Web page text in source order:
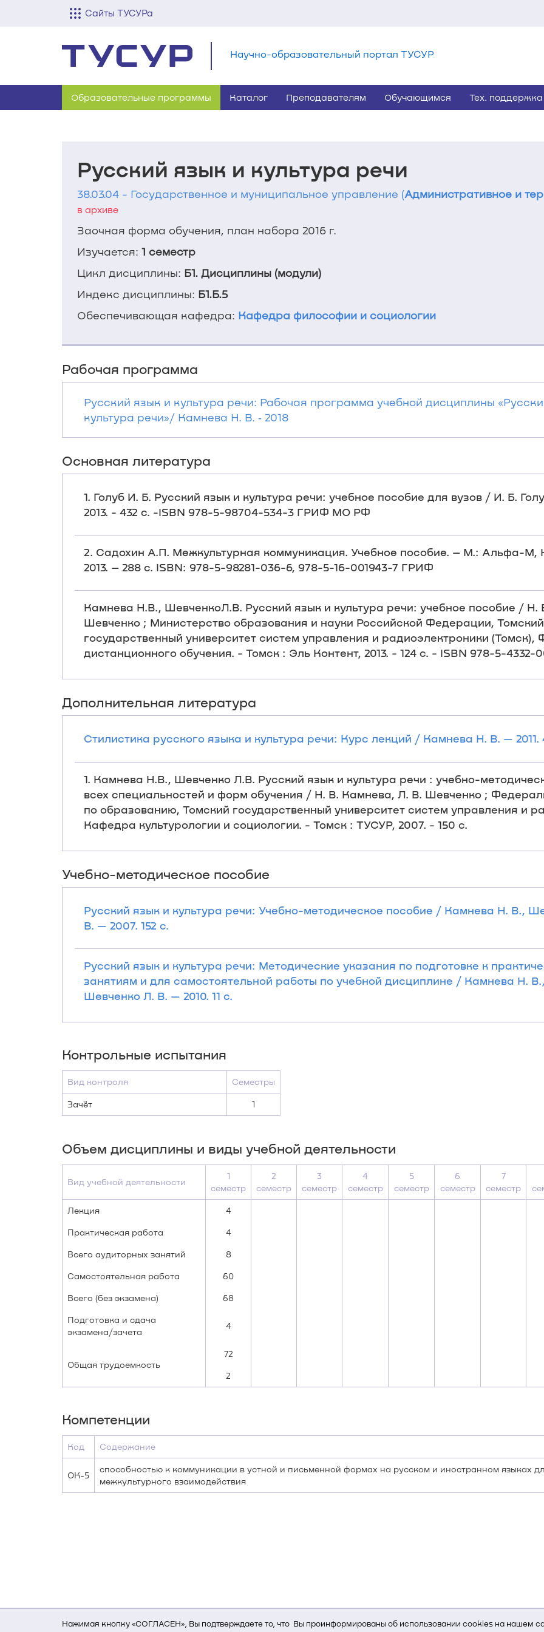
Сайты ТУСУРа
Научно-образовательный портал ТУСУР
Образовательные программы Каталог Преподавателям Обучающимся Тех. поддержка
Нажимая кнопку «СОГЛАСЕН», Вы подтверждаете то, что Вы проинформированы об использовании cookies на нашем
Русский язык и культура речи
38.03.04 - Государственное и муниципальное управление (Административное и
в архиве
Заочная форма обучения, план набора 2016 г.
Изучается: 1 семестр
Цикл дисциплины: Б1. Дисциплины (модули)
Индекс дисциплины: Б1.Б.5
Обеспечивающая кафедра: Кафедра философии и социологии
Рабочая программа
Русский язык и культура речи: Рабочая программа учебной дисциплины
культура речи»/ Камнева Н. В. ‐ 2018
Основная литература
1. Голуб И. Б. Русский язык и культура речи: учебное пособие для вузов / И. Б.
2013. - 432 с. -ISBN 978-5-98704-534-3 ГРИФ МО РФ
2. Садохин А.П. Межкультурная коммуникация. Учебное пособие. – М.: Альфа-
2013. – 288 с. ISBN: 978-5-98281-036-6, 978-5-16-001943-7 ГРИФ
Камнева Н.В., ШевченкоЛ.В. Русский язык и культура речи: учебное пособие / Н.
Шевченко ; Министерство образования и науки Российской Федерации, Томский
государственный университет систем управления и радиоэлектроники (Томск),
дистанционного обучения. - Томск : Эль Контент, 2013. - 124 с. - ISBN 978-5-4332-
Дополнительная литература
Стилистика русского языка и культура речи: Курс лекций / Камнева Н. В. — 2011.
1. Камнева Н.В., Шевченко Л.В. Русский язык и культура речи : учебно-
всех специальностей и форм обучения / Н. В. Камнева, Л. В. Шевченко ;
по образованию, Томский государственный университет систем управления и
Кафедра культурологии и социологии. - Томск : ТУСУР, 2007. - 150 с.
Учебно-методическое пособие
Русский язык и культура речи: Учебно-методическое пособие / Камнева Н. В.,
В. — 2007. 152 с.
Русский язык и культура речи: Методические указания по подготовке к
занятиям и для самостоятельной работы по учебной дисциплине / Камнева Н. В.,
Шевченко Л. В. — 2010. 11 с.
Контрольные испытания
Вид контроля Семестры
Зачёт 1
Объем дисциплины и виды учебной деятельности
Вид учебной деятельности
1
семестр
2
семестр
3
семестр
4
семестр
5
семестр
6
семестр
7
семестр
Лекция 4
Практическая работа 4
Всего аудиторных занятий 8
Самостоятельная работа 60
Всего (без экзамена) 68
Подготовка и сдача
экзамена/зачета
4
Общая трудоемкость
72
2
Компетенции
Код Содержание
ОК-5
способностью к коммуникации в устной и письменной формах на русском и иностранном языках
межкультурного взаимодействия